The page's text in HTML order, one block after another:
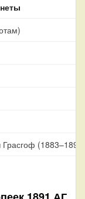
(1883–1899)